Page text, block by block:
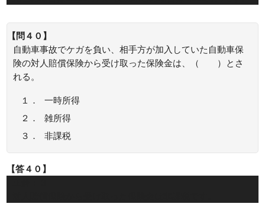
【問４０】
自動車事故でケガを負い、相手方が加入していた自動車保
険の対人賠償保険から受け取った保険金は、（ ）とさ
れる。
１．
一時所得
２．
雑所得
３．
非課税
【答４０】